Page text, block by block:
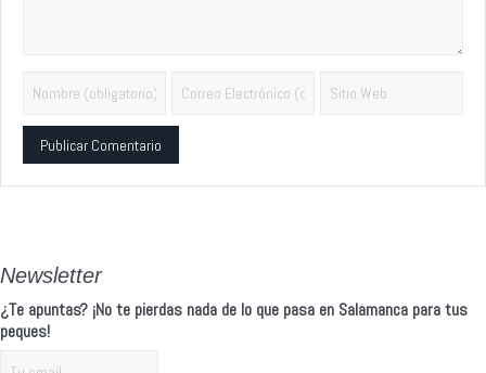
Newsletter
¿Te apuntas? ¡No te pierdas nada de lo que pasa en Salamanca para tus
peques!